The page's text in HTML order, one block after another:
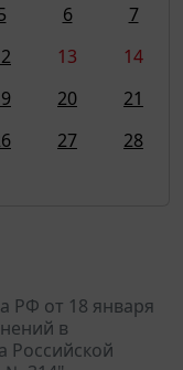
6
7
13
14
20
21
27
28
РФ от 18 января
в
Российской